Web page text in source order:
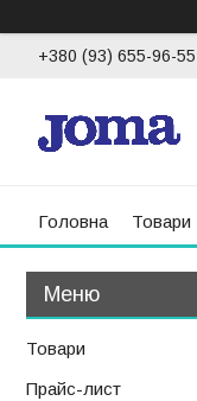
+380 (93) 655-96-55
Головна Товари
Товари
Прайс-лист